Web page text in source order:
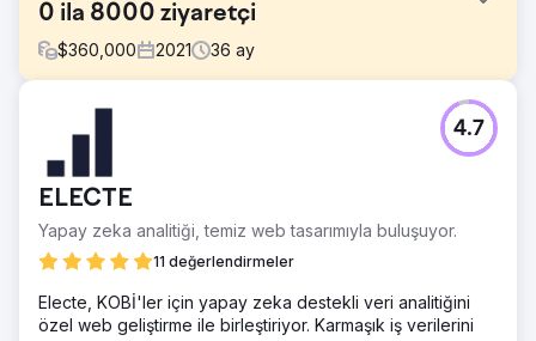
0 ila 8000 ziyaretçi
$360,000 2021 36 ay
Meydan Okuma
Ana hedef, iGaming nişinde sıfırdan ürün inceleme web
sitesi oluşturmak ve 16 ayda başabaş yapmaktı. SeoProfy
için asıl zorluk, bu rekabetçi pazarda başarılı olabilecek
doğru stratejiyi seçmek, ardından bunu uygulamak ve
müşteri için sürdürülebilir sonuçlar elde etmekti.
Çözüm
terimlerle başlamak, önce organik trafik çekmek ve
ardından daha fazla dönüşüm sağlayan anahtar kelime
ELECTE
Yapay zeka analitiği, temiz web tasarımıyla buluşuyor.
11 değerlendirmeler
4.7
Electe, KOBİ'ler için yapay zeka destekli veri analitiğini
özel web geliştirme ile birleştiriyor. Karmaşık iş verilerini